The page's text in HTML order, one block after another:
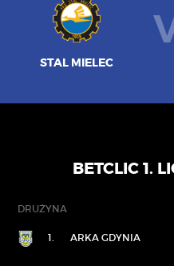
STAL MIELEC
BETCLIC 1.
DRUŻYNA
1. ARKA GDYNIA